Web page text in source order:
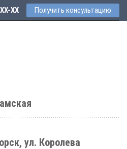
76 Получить консультацию
ул. Королева